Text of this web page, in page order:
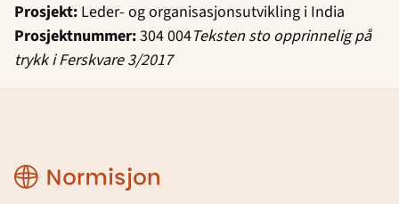
Prosjekt: Leder- og organisasjonsutvikling i India
Prosjektnummer:304 004Teksten sto opprinnelig på
trykk i Ferskvare 3/2017
Normisjon